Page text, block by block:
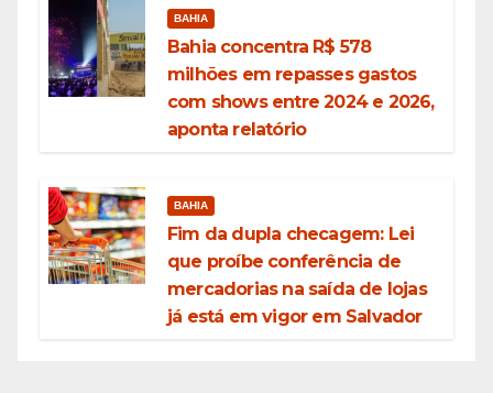
BAHIA
Bahia concentra R$ 578
milhões em repasses gastos
com shows entre 2024 e 2026,
aponta relatório
BAHIA
Fim da dupla checagem: Lei
que proíbe conferência de
mercadorias na saída de lojas
já está em vigor em Salvador